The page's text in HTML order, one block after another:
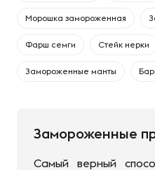
Морошка замороженная
Фарш семги Стейк нерки
Замороженные манты
Замороженные
Самый верный